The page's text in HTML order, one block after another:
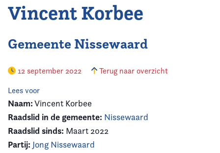
Vincent Korbee
Gemeente Nissewaard
12 september 2022 Terug naar overzicht
Lees voor
Naam:Vincent Korbee
Raadslid in de gemeente: Nissewaard
Raadslid sinds: Maart 2022
Partij: Jong Nissewaard